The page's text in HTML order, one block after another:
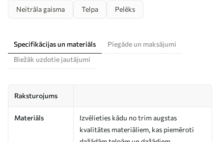
Neitrāla gaisma Telpa Pelēks
Specifikācijas un materiāls
Piegāde un maksājumi
Biežāk uzdotie jautājumi
Raksturojums
Materiāls
Izvēlieties kādu no trim augstas
kvalitātes materiāliem, kas piemēroti